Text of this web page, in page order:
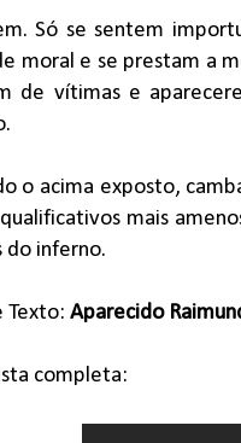
Só se sentem
moral e se prestam a
de vítimas e
o acima exposto,
mais
do inferno.
Texto: Aparecido
completa: